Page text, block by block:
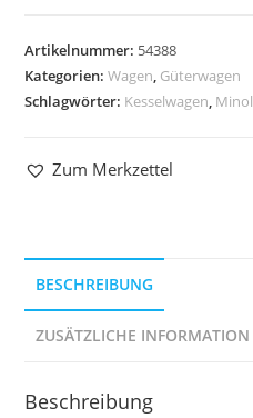
Artikelnummer: 54388
Kategorien:Wagen, Güterwagen
Schlagwörter: Kesselwagen, Minol
Zum Merkzettel
BESCHREIBUNG
ZUSÄTZLICHE INFORMATION
Beschreibung